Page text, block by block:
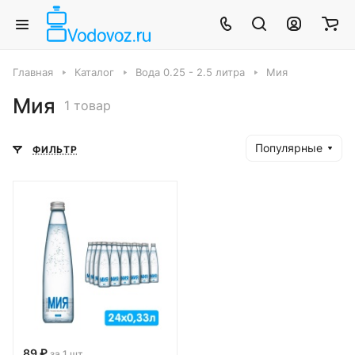
Главная Каталог Вода 0.25 - 2.5 литра Мия
Мия 1 товар
ФИЛЬТР Популярные